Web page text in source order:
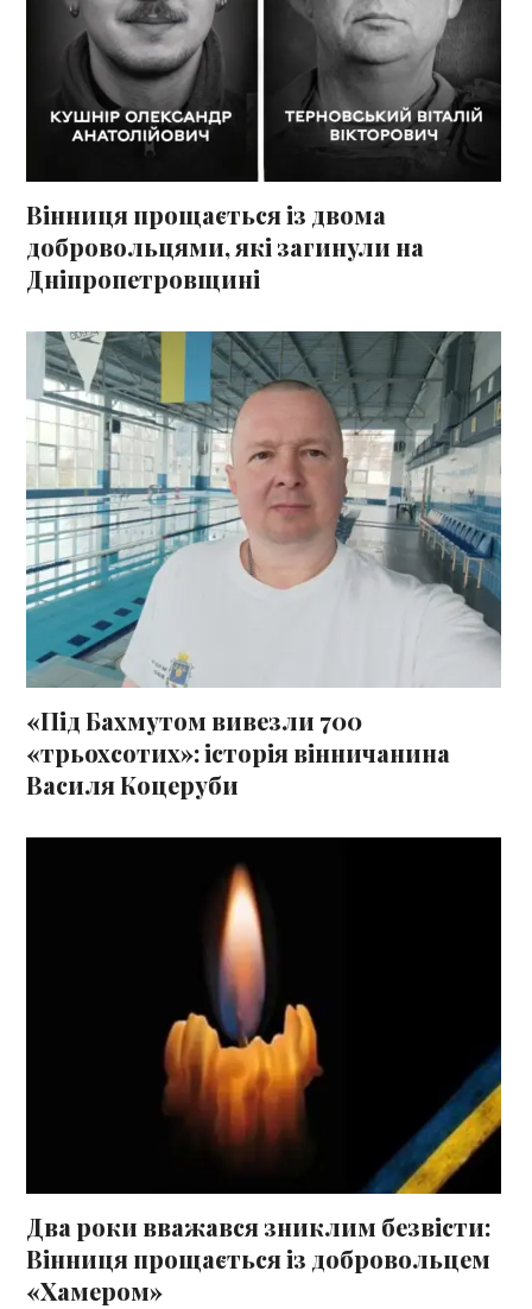
Вінниця прощається із двома
добровольцями, які загинули на
Дніпропетровщині
«Під Бахмутом вивезли 700
«трьохсотих»: історія вінничанина
Василя Коцеруби
Два роки вважався зниклим безвісти:
Вінниця прощається із добровольцем
«Хамером»